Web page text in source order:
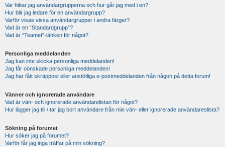
Var hittar jag användargrupperna och hur går jag med i en?
Hur blir jag ledare för en användargrupp?
Varför visas vissa användargrupper i andra färger?
Vad är en “Standardgrupp”?
Vad är “Teamet”-länken för något?
Personliga meddelanden
Jag kan inte skicka personliga meddelanden!
Jag får oönskade personliga meddelanden!
Jag har fått skräppost eller anstötliga e-postmeddelanden från någon på detta forum!
Vänner och ignorerade användare
Vad är vän- och ignorerade användarelistan för något?
Hur lägger jag till / tar jag bort användare från min vän- eller ignorerade användareslista?
Sökning på forumet
Hur söker jag på forumet?
Varför får jag inga träffar på min sökning?